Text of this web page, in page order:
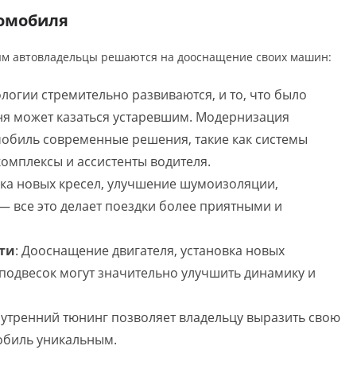
автовладельцы решаются на дооснащение своих машин:
стремительно развиваются, и то, что было
может казаться устаревшим. Модернизация
современные решения, такие как системы
и ассистенты водителя.
новых кресел, улучшение шумоизоляции,
это делает поездки более приятными и
: Дооснащение двигателя, установка новых
могут значительно улучшить динамику и
тюнинг позволяет владельцу выразить свою
уникальным.